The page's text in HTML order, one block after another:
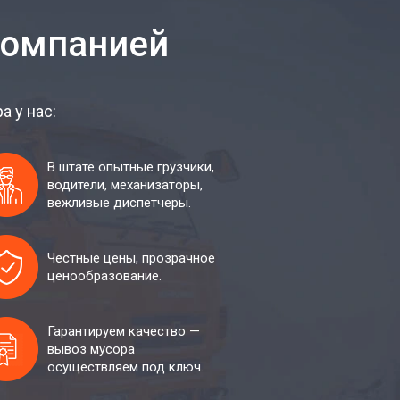
у нас:
В штате опытные грузчики,
водители, механизаторы,
вежливые диспетчеры.
Честные цены, прозрачное
ценообразование.
Гарантируем качество —
вывоз мусора
осуществляем под ключ.